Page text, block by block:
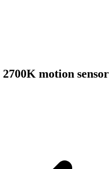
motion sensor